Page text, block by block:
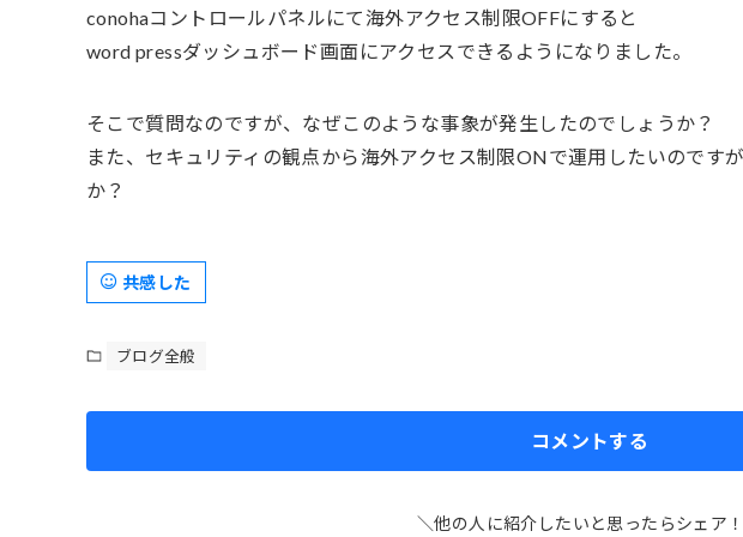
conohaコントロールパネルにて海外アクセス制限OFFにすると
word pressダッシュボード画面にアクセスできるようになりました。
そこで質問なのですが、なぜこのような事象が発生したのでしょうか？
また、セキュリティの観点から海外アクセス制限ONで運用したいのです
か？
共感した
ブログ全般
コメントする
＼他の人に紹介したいと思ったらシェア